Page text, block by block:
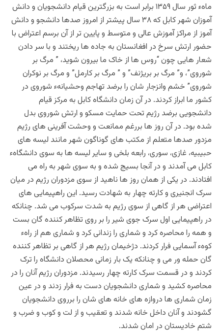
ماهء ثور سال ۱۳۵۹ برابر است به بزرگترین قیام دانشجویان و دانش
آموزان شهر کابل که ۳۸ سال پیشتر از امروز صدها دانشجو و دانش
آموز از مراکز آموزش عالی و متوسط و پایین تر از آن برسم اعتراض با
حضور ارتش سرخ در افغانستان به جاده ها ریختند و با سر دادن
شعار هایی چون “روس ها از خاک ما بیرون شوید، ” مرگ بر
شوروی”، و” مرگ بر بریژنف” و ” مرگ بر کارمل” و مرگ بر نوکران
شوروی” خشم وانزجار شان را برضد تهاجم وحشیانهء شوروی در
کشور ما ابراز کردند. در آن زمان دانشگاه کابل به مرکز قیام
دانشجویی برضد رژیم تحت حمایت مسکو و ارتش شوروی بدل
شده بود. در آن روز ها بررغم ممانعت و وحشت آفرینی های رژیم
مزدور صدها متعلم از مکتب های گوناگون شهر مانند لیسه های
حبیبیه، غازی، سوری، رابعه بلخی و سایر لیسه ها به سوی دانشگاهء
کابل می آمدند و در آنجا بسیج شده و به سوی شهر به راه می
افتادند. در یکی از همان روز ها ناهید از سوی مزدوران رژیم در میان
سرک انجنیری و کارته چهار به شهادت رسید. این راهپیمایی های
اعتراضی هر از گاهی از سوی رژیم به شدت سرکوب می شد. چنانکه
در راهپیمایی اول سرک جوی شیر را بر روی تظاهر کننده گان بست
و همه را محاصره کرد و شماری را زندانی کرد و شماری هم از راهء
کوهء آسمایی فرار کردند. دژخیمان رژیم هر از گاهی بر تظاهر کننده
گان حمله ور می و چنانکه یک بار زمانی محصلان دانشگاه را ترک
کردند و در قسمت سرک کارته چهار رسیدند. مزدوران رژیم آنان را در
محاصره کشید و شماری دانشجویان دست به فرار زدند و در عین
زمان شماری ها دروازه های خانه های شان را برروی دانشجویان
گشودند و آنان داخل خانه شدند و تعقیب و از لت و کوب و ضرب و
شتم خادیستان در امان شدند.